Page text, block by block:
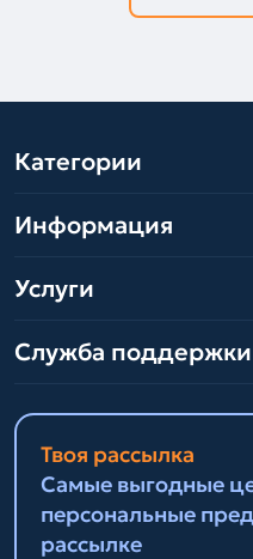
Категории
Информация
Услуги
Служба поддержки
Твоя рассылка
Самые выгодные
персональные
рассылке